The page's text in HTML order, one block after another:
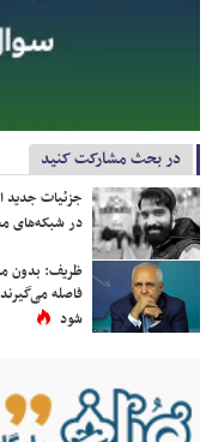
در بحث مشارکت کنید
جزئیات جدید
در شبکه‌های
ظریف: بدون
فاصله
شود